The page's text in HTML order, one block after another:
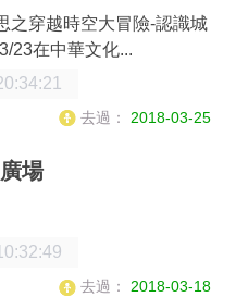
之穿越時空大冒險-認識城
23在中華文化...
去過： 2018-03-25
場
去過： 2018-03-18